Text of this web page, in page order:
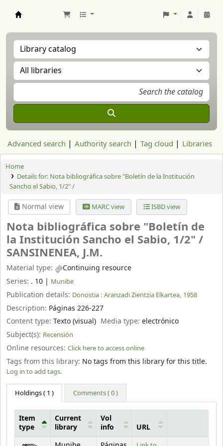
Advanced search Authority search Tag cloud Libraries
Home
Details for: Nota bibliográfica sobre "Boletín de la Institución
Sancho el Sabio, 1/2" /
Normal view MARC view ISBD view
Nota bibliográfica sobre "Boletín de
la Institución Sancho el Sabio, 1/2" /
SANSINENEA, J.M.
Material type:
Continuing resource
Series: . 10 | Munibe
Publication details: Donostia : Aranzadi Zientzia Elkartea, 1958
Description: Páginas 226-227
Content type: Texto (visual) Media type:electrónico
Subject(s): Recensión
Online resources: Click here to access online
Tags from this library: No tags from this library for this title.
Log in to add tags.
Holdings( 1 ) Comments ( 0 )
Holdings
Item
type
Current
library
Vol
info
URL